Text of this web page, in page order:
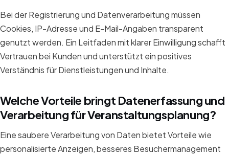
Bei der Registrierung und Datenverarbeitung müssen
Cookies, IP-Adresse und E-Mail-Angaben transparent
genutzt werden. Ein Leitfaden mit klarer Einwilligung schafft
Vertrauen bei Kunden und unterstützt ein positives
Verständnis für Dienstleistungen und Inhalte.
Welche Vorteile bringt Datenerfassung und
Verarbeitung für Veranstaltungsplanung?
Eine saubere Verarbeitung von Daten bietet Vorteile wie
personalisierte Anzeigen, besseres Besuchermanagement